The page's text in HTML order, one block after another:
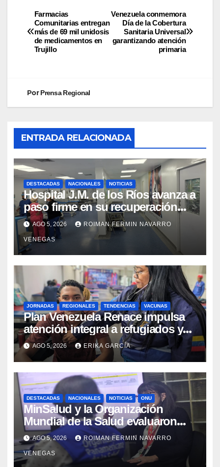
Venezuela conmemora
Día de la Cobertura
Sanitaria Universal
garantizando atención
primaria
Farmacias
Comunitarias entregan
más de 69 mil unidosis
de medicamentos en
Trujillo
PorPrensa Regional
ENTRADA RELACIONADA
DESTACADAS NACIONALES NOTICIAS
Hospital J.M. de los Ríos avanza a
paso firme en su recuperación
tras los recientes eventos
sísmicos
AGO 5, 2026 ROIMAN FERMIN NAVARRO
VENEGAS
JORNADAS REGIONALES TENDENCIAS VACUNAS
​Plan Venezuela Renace impulsa
atención integral a refugiados y
evaluación de vacunación en
Aragua
AGO 5, 2026 ERIKA GARCÍA
DESTACADAS NACIONALES NOTICIAS ONU
MinSalud y la Organización
Mundial de la Salud evaluaron
propuesta técnica integral en
materia de agua saneamiento e
higiene ante contingencia sísmica
AGO 5, 2026 ROIMAN FERMIN NAVARRO
VENEGAS